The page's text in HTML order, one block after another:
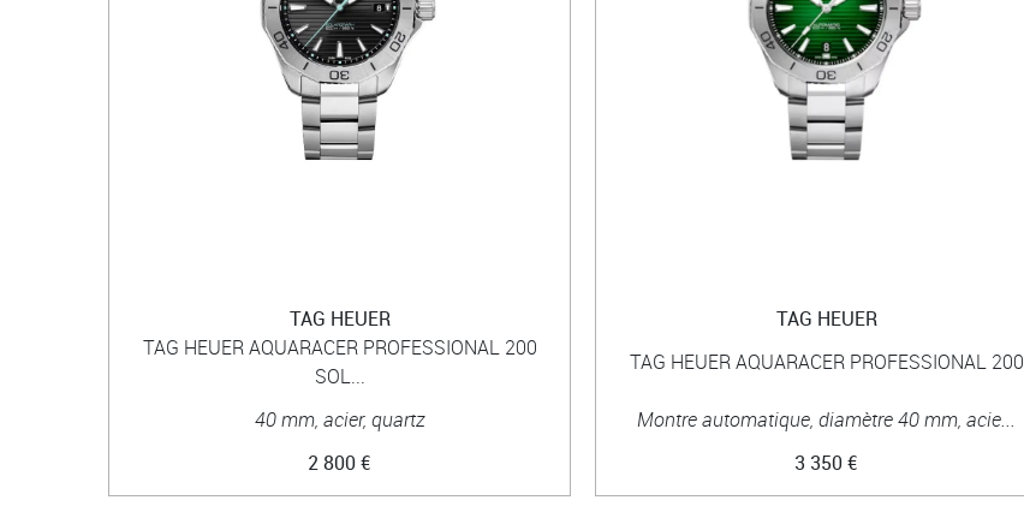
TAG HEUER
TAG HEUER AQUARACER PROFESSIONAL 200
SOL...
40 mm, acier, quartz
2 800 €
TAG HEUER
TAG HEUER AQUARACER PROFESSIONAL 200
Montre automatique, diamètre 40 mm, acie...
3 350 €